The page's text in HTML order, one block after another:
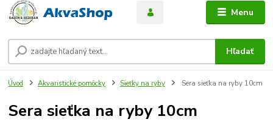
Menu
Hľadať
Úvod Akvaristické pomôcky Sieťky na ryby Sera sieťka na ryby 10cm
Sera sieťka na ryby 10cm